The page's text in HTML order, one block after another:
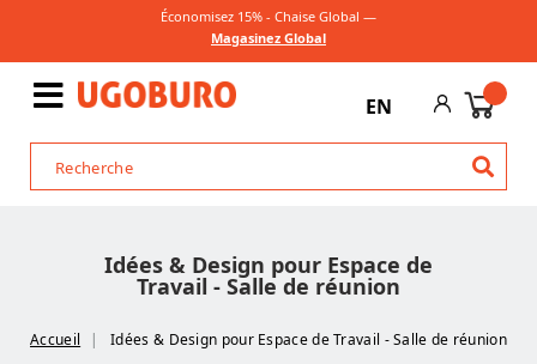
Économisez 15% - Chaise Global —
Magasinez Global
EN
Idées & Design pour Espace de
Travail - Salle de réunion
Accueil Idées & Design pour Espace de Travail - Salle de réunion